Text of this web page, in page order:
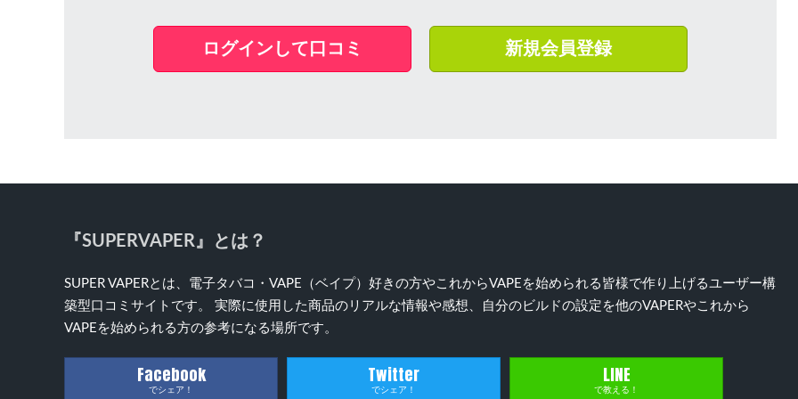
ログインして口コミ 新規会員登録
『SUPERVAPER』とは？
SUPER VAPERとは、電子タバコ・VAPE（ベイプ）好きの方やこれからVAPEを始められる皆様で作り上げるユーザー構
築型口コミサイトです。 実際に使用した商品のリアルな情報や感想、自分のビルドの設定を他のVAPERやこれから
VAPEを始められる方の参考になる場所です。
Facebook
でシェア！
Twitter
でシェア！
LINE
で教える！